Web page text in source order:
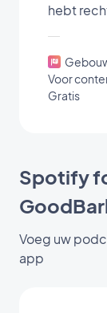
hebt
Voor
Gratis
Spotify
Voeg uw
app